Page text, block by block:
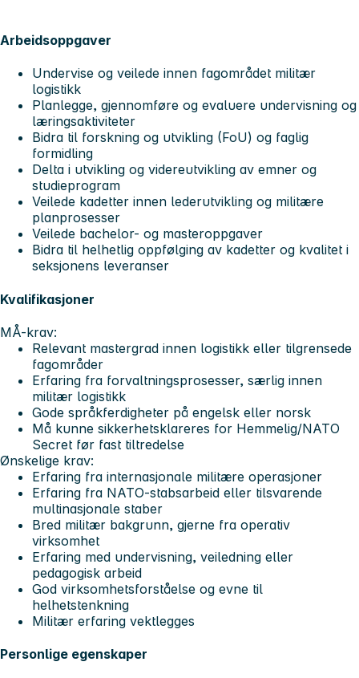
Arbeidsoppgaver
Undervise og veilede innen fagområdet militær
logistikk
Planlegge, gjennomføre og evaluere undervisning og
læringsaktiviteter
Bidra til forskning og utvikling (FoU) og faglig
formidling
Delta i utvikling og videreutvikling av emner og
studieprogram
Veilede kadetter innen lederutvikling og militære
planprosesser
Veilede bachelor- og masteroppgaver
Bidra til helhetlig oppfølging av kadetter og kvalitet i
seksjonens leveranser
Kvalifikasjoner
MÅ-krav:
Relevant mastergrad innen logistikk eller tilgrensede
fagområder
Erfaring fra forvaltningsprosesser, særlig innen
militær logistikk
Gode språkferdigheter på engelsk eller norsk
Må kunne sikkerhetsklareres for Hemmelig/NATO
Secret før fast tiltredelse
Ønskelige krav:
Erfaring fra internasjonale militære operasjoner
Erfaring fra NATO-stabsarbeid eller tilsvarende
multinasjonale staber
Bred militær bakgrunn, gjerne fra operativ
virksomhet
Erfaring med undervisning, veiledning eller
pedagogisk arbeid
God virksomhetsforståelse og evne til
helhetstenkning
Militær erfaring vektlegges
Personlige egenskaper